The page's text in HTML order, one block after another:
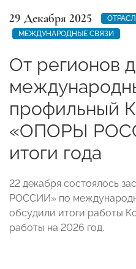
29 Декабря 2025
МЕЖДУНАРОДНЫЕ СВЯЗИ
От регионов
профильный
«ОПОРЫ
итоги года
22 декабря состоялось
РОССИИ» по
обсудили итоги работы
работы на 2026 год.